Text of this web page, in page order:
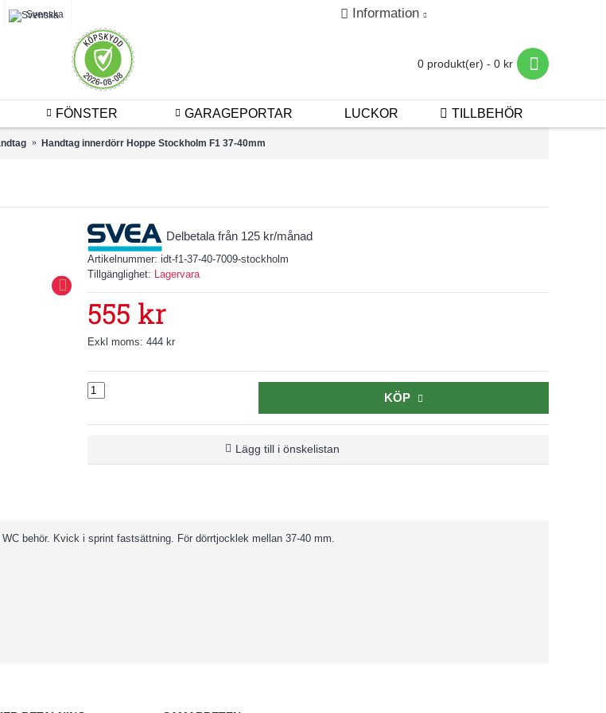
Svenska Information
0 produkt(er) - 0 kr
FÖNSTER GARAGEPORTAR LUCKOR TILLBEHÖR
Handtag innerdörr Hoppe Stockholm F1 37-40mm
Delbetala från 125 kr/månad
Artikelnummer: idt-f1-37-40-7009-stockholm
Tillgänglighet: Lagervara
555 kr
Exkl moms: 444 kr
KÖP
Lägg till i önskelistan
behör. Kvick i sprint fastsättning. För dörrtjocklek mellan 37-40 mm.